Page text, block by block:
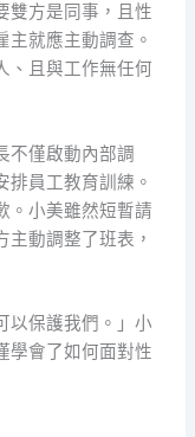
雙方是同事，且性
主就應主動調查。
、且與工作無任何
不僅啟動內部調
排員工教育訓練。
。小美雖然短暫請
動調整了班表，
以保護我們。」小
學會了如何面對性